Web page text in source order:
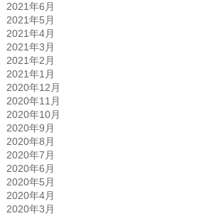
2021年6月
2021年5月
2021年4月
2021年3月
2021年2月
2021年1月
2020年12月
2020年11月
2020年10月
2020年9月
2020年8月
2020年7月
2020年6月
2020年5月
2020年4月
2020年3月